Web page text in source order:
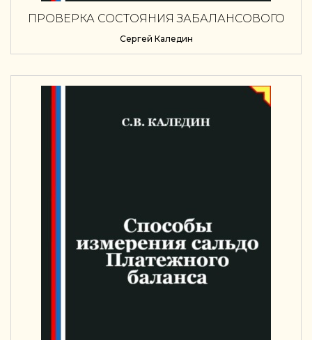
ПРОВЕРКА СОСТОЯНИЯ ЗАБАЛАНСОВОГО
УЧЕТА ПРИ ПРОВЕДЕНИИ АУДИТА
Сергей Каледин